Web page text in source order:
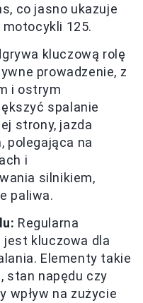
co jasno ukazuje
125.
kluczową rolę
prowadzenie, z
i ostrym
spalanie
strony, jazda
polegająca na
i
silnikiem,
paliwa.
Regularna
kluczowa dla
Elementy takie
stan napędu czy
wpływ na zużycie